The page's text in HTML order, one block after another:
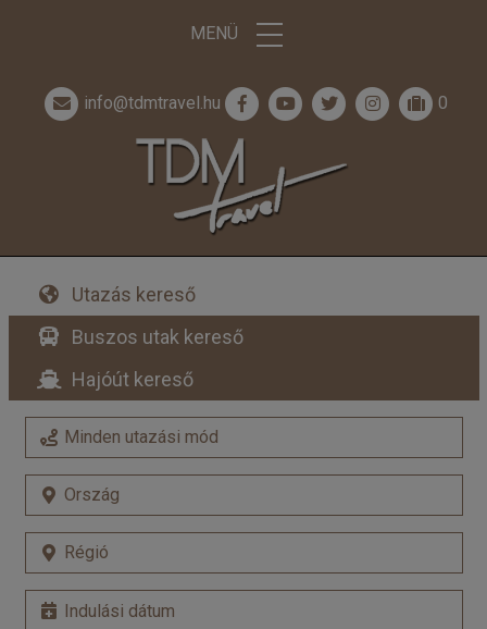
MENÜ
info@tdmtravel.hu 0
Utazás kereső
Buszos utak kereső
Hajóút kereső